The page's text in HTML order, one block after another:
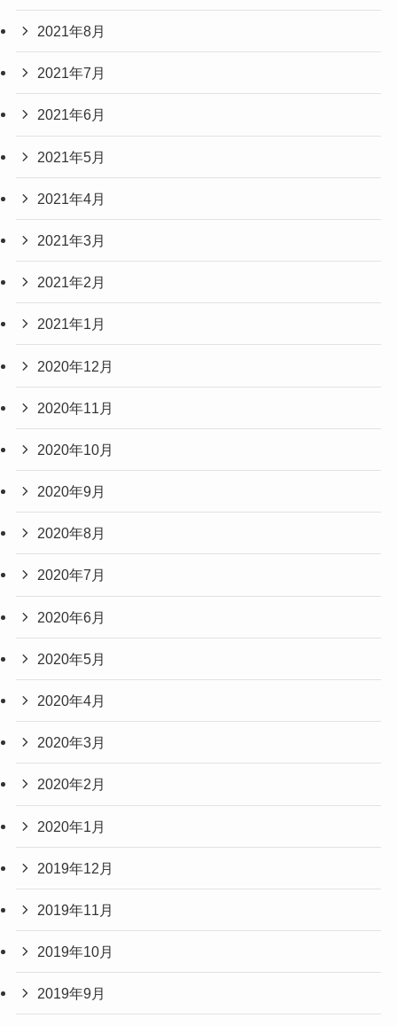
2021年8月
2021年7月
2021年6月
2021年5月
2021年4月
2021年3月
2021年2月
2021年1月
2020年12月
2020年11月
2020年10月
2020年9月
2020年8月
2020年7月
2020年6月
2020年5月
2020年4月
2020年3月
2020年2月
2020年1月
2019年12月
2019年11月
2019年10月
2019年9月